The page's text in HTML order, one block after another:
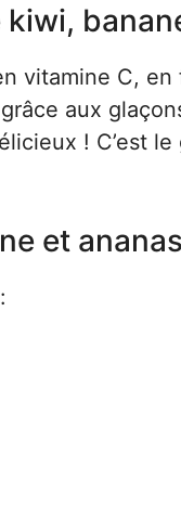
vitamine C,
aux
! C’est
et